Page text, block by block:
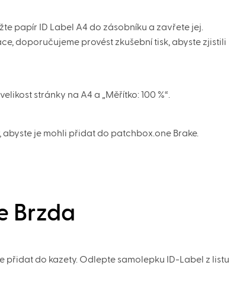
papír ID Label A4 do zásobníku a zavřete jej.
doporučujeme provést zkušební tisk, abyste zjistili
stránky na A4 a „Měřítko: 100 %“.
je mohli přidat do patchbox.one Brake.
Brzda
přidat do kazety. Odlepte samolepku ID-Label z listu